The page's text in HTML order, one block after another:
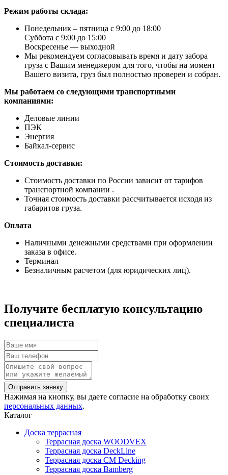
Режим работы склада:
Понедельник – пятница с 9:00 до 18:00
Суббота с 9:00 до 15:00
Воскресенье — выходной
Мы рекомендуем согласовывать время и дату забора
груза с Вашим менеджером для того, чтобы на момент
Вашего визита, груз был полностью проверен и собран.
Мы работаем со следующими транспортными
компаниями:
Деловые линии
ПЭК
Энергия
Байкал-сервис
Стоимость доставки:
Стоимость доставки по России зависит от тарифов
транспортной компании .
Точная стоимость доставки рассчитывается исходя из
габаритов груза.
Оплата
Наличными денежными средствами при оформлении
заказа в офисе.
Терминал
Безналичным расчетом (для юридических лиц).
Получите бесплатую консультацию
специалиста
Нажимая на кнопку, вы даете согласие на обработку своих
персональных данных.
Каталог
Доска террасная
Террасная доска WOODVEX
Террасная доска DeckLine
Террасная доска CM Decking
Террасная доска Bamberg